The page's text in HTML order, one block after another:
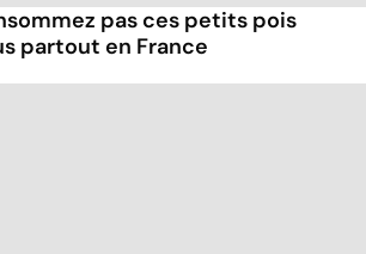
pas ces petits pois
partout en France